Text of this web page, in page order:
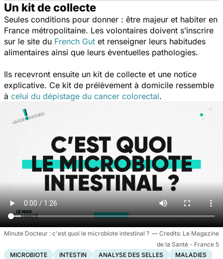
Un kit de collecte
Seules conditions pour donner : être majeur et habiter en
France métropolitaine. Les volontaires doivent s’inscrire
sur le site du French Gut et renseigner leurs habitudes
alimentaires ainsi que leurs éventuelles pathologies.
Ils recevront ensuite un kit de collecte et une notice
explicative. Ce kit de prélèvement à domicile ressemble
à celui du dépistage du cancer colorectal.
Minute Docteur : c'est quoi le microbiote intestinal ?
Le Magazine
de la Santé - France 5
MICROBIOTE
INTESTIN ANALYSE DES SELLES MALADIES